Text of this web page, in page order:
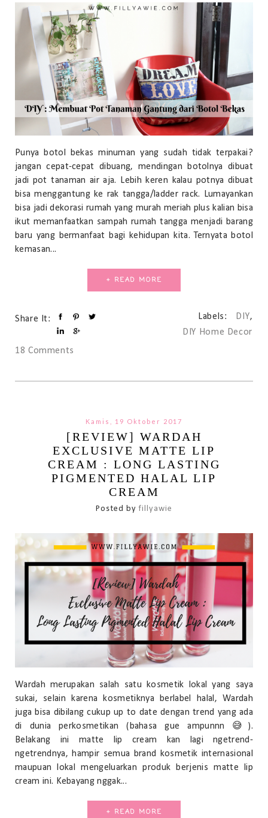
Punya botol bekas minuman yang sudah tidak terpakai?
jangan cepat-cepat dibuang, mendingan botolnya dibuat
jadi pot tanaman air aja. Lebih keren kalau potnya dibuat
bisa menggantung ke rak tangga/ladder rack. Lumayankan
bisa jadi dekorasi rumah yang murah meriah plus kalian bisa
ikut memanfaatkan sampah rumah tangga menjadi barang
baru yang bermanfaat bagi kehidupan kita. Ternyata botol
kemasan...
+ READ MORE
Share It:
18 Comments
Labels: DIY,
DIY Home Decor
Kamis, 19 Oktober 2017
[REVIEW] WARDAH
EXCLUSIVE MATTE LIP
CREAM : LONG LASTING
PIGMENTED HALAL LIP
CREAM
Posted byfillyawie
Wardah merupakan salah satu kosmetik lokal yang saya
sukai, selain karena kosmetiknya berlabel halal, Wardah
juga bisa dibilang cukup up to date dengan trend yang ada
di dunia perkosmetikan (bahasa gue ampunnn 😅).
Belakang ini matte lip cream kan lagi ngetrend-
ngetrendnya, hampir semua brand kosmetik internasional
maupuan lokal mengeluarkan produk berjenis matte lip
cream ini. Kebayang nggak...
+ READ MORE